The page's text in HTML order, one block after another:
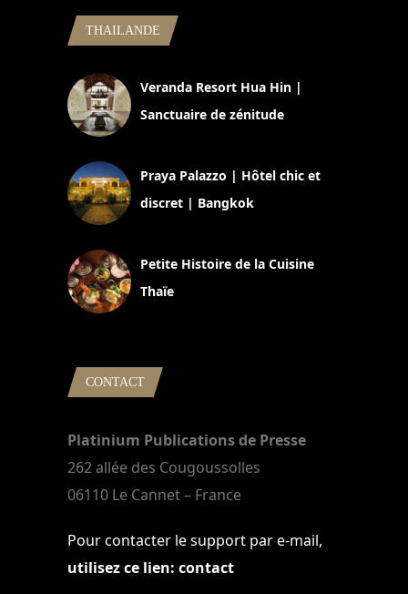
THAILANDE
Veranda Resort Hua Hin |
Sanctuaire de zénitude
Praya Palazzo | Hôtel chic et
discret | Bangkok
Petite Histoire de la Cuisine
Thaïe
CONTACT
Platinium Publications de Presse
262 allée des Cougoussolles
06110 Le Cannet – France
Pour contacter le support par e-mail,
utilisez ce lien: contact